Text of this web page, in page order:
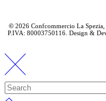
© 2026 Confcommercio La
P.IVA: 80003750116. Design &